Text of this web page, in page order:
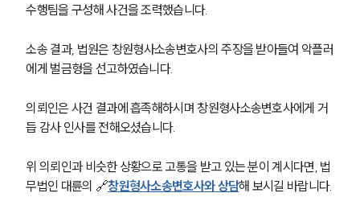
수행팀을 구성해 사건을 조력했습니다.
소송 결과, 법원은 창원형사소송변호사의 주장을 받아들여 악플러
에게 벌금형을 선고하였습니다.
의뢰인은 사건 결과에 흡족해하시며 창원형사소송변호사에게 거
듭 감사 인사를 전해오셨습니다.
위 의뢰인과 비슷한 상황으로 고통을 받고 있는 분이 계시다면, 법
무법인 대륜의 🔗창원형사소송변호사와 상담해 보시길 바랍니다.